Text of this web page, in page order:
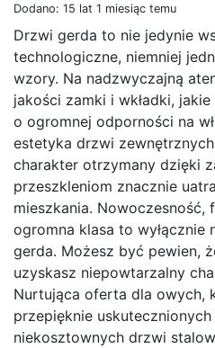
Dodano: 15 lat 1 miesiąc temu
Drzwi gerda to nie jedynie
technologiczne, niemniej
wzory. Na nadzwyczajną
jakości zamki i wkładki,
o ogromnej odporności na
estetyka drzwi
charakter otrzymany dzięki
przeszkleniom znacznie
mieszkania. Nowoczesność,
ogromna klasa to
gerda. Możesz być pewien,
uzyskasz niepowtarzalny
Nurtująca oferta dla owych,
przepięknie
niekosztownych drzwi